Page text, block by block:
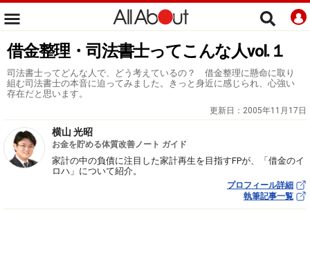
借金整理・司法書士ってこんな人vol.１
司法書士ってどんな人で、どう考えているの？ 借金整理に懸命に取り
組む司法書士の本音に迫ってみました。きっと身近に感じられ、心強い
存在だと思います。
更新日： 2005年11月17日
横山 光昭
お金を貯める体質改善ノート ガイド
家計の中の負債に注目した家計再生を目指すFPが、「借金のイ
ロハ」について紹介。
プロフィール詳細
執筆記事一覧